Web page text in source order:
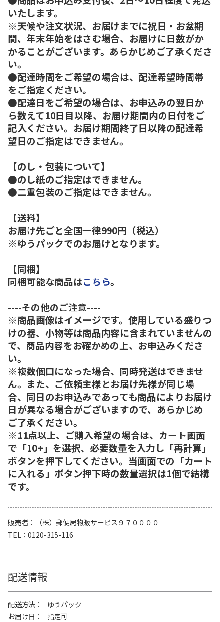
いたします。
※天候や注文状況、お届けまでに祝日・お盆期
間、年末年始をはさむ場合、お届けに日数がか
かることがございます。あらかじめご了承くださ
い。
●配達時間をご希望の場合は、配達希望時間帯
をご指定ください。
●配達日をご希望の場合は、お申込みの翌日か
ら数えて10日目以降、お届け期間内の日付をご
記入ください。お届け期間終了日以降の配達希
望日のご指定はできません。
【のし・包装について】
●のし紙のご指定はできません。
●二重包装のご指定はできません。
【送料】
お届け先ごと全国一律990円（税込）
※ゆうパックでのお届けとなります。
【同梱】
同梱可能な商品はこちら。
----その他のご注意----
※商品画像はイメージです。使用している盛りつ
けの器、小物等は商品内容に含まれていませんの
で、商品内容をお確かめの上、お申込みくださ
い。
※複数個口になった場合、同時発送はできませ
ん。また、ご依頼主様とお届け先様が同じ場
合、同日のお申込みであっても商品によりお届け
日が異なる場合がございますので、あらかじめ
ご了承ください。
※11点以上、ご購入希望の場合は、カート画面
で「10+」を選択、必要数量を入力し「再計算」
ボタンを押下してください。当画面での「カート
に入れる」ボタン押下時の数量選択は1個で結構
です。
販売者
（株）郵便局物販サービス９７００００
TEL
0120-315-116
配送情報
配送方法
ゆうパック
お届け日
指定可